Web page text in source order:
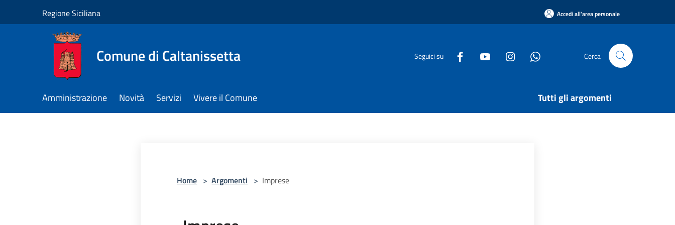
Regione Siciliana Accedi all'area personale
Comune di Caltanissetta Seguici su Cerca
Amministrazione Novità Servizi Vivere il Comune Tutti gli argomenti
Home > Argomenti > Imprese